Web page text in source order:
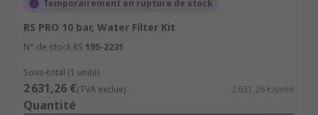
Temporairement en rupture de stock
RS PRO 10 bar, Water Filter Kit
N° de stock RS 195-2231
Sous-total (1 unité)
2 631,26 €(TVA exclue) 2 631,26 €/unité
Quantité